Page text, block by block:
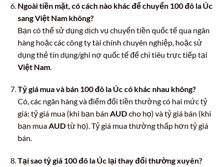
Ngoài tiền mặt, có cách nào khác để chuyển 100 đô la Úc
sang Việt Nam không?
Bạn có thể sử dụng dịch vụ chuyển tiền quốc tế qua ngân
hàng hoặc các công ty tài chính chuyên nghiệp, hoặc sử
dụng thẻ tín dụng/ghi nợ quốc tế để chi tiêu trực tiếp tại
Việt Nam.
Tỷ giá mua và bán 100 đô la Úc có khác nhau không?
Có, các ngân hàng và điểm đổi tiền thường có hai mức tỷ
giá: tỷ giá mua (khi bạn bán AUDcho họ) và tỷ giá bán (khi
bạn muaAUDtừ họ). Tỷ giá mua thường thấp hơn tỷ giá
bán.
Tại sao tỷ giá 100 đô la Úc lại thay đổi thường xuyên?